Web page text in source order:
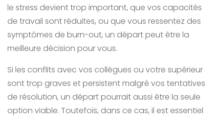
le stress devient trop important, que vos capacités
de travail sont réduites, ou que vous ressentez des
symptômes de burn-out, un départ peut être la
meilleure décision pour vous.
Si les conflits avec vos collègues ou votre supérieur
sont trop graves et persistent malgré vos tentatives
de résolution, un départ pourrait aussi être la seule
option viable. Toutefois, dans ce cas, il est essentiel